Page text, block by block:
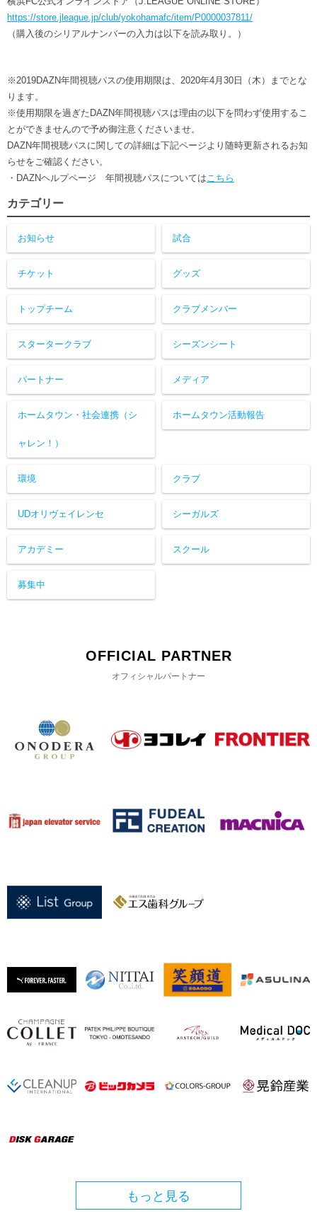
https://store.jleague.jp/club/yokohamafc/item/P0000037811/
（購入後のシリアルナンバーの入力は以下を読み取り。）
※2019DAZN年間視聴パスの使用期限は、2020年4月30日（木）までとな
ります。
※使用期限を過ぎたDAZN年間視聴パスは理由の以下を問わず使用するこ
とができませんので予め御注意くださいませ。
DAZN年間視聴パスに関しての詳細は下記ページより随時更新されるお知
らせをご確認ください。
・DAZNヘルプページ 年間視聴パスについてはこちら
カテゴリー
お知らせ 試合
チケット グッズ
トップチーム クラブメンバー
スタータークラブ シーズンシート
パートナー メディア
ホームタウン・社会連携（シ
ャレン！）
ホームタウン活動報告
環境 クラブ
UDオリヴェイレンセ シーガルズ
アカデミー スクール
募集中
OFFICIAL PARTNER
オフィシャルパートナー
もっと見る